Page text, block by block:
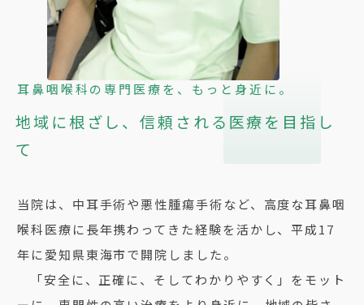
耳鼻咽喉科の専門医療を、もっと身近に。
地域に根ざし、信頼される医療を目指し
て
当院は、中耳手術や悪性腫瘍手術など、高度な耳鼻咽
喉科医療に長年携わってきた経験を活かし、平成17
年に愛知県東海市で開院しました。
「安全に、正確に、そしてわかりやすく」をモット